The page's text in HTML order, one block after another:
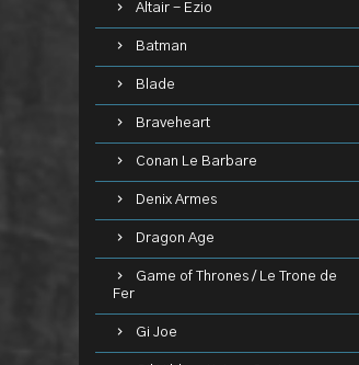
Altair - Ezio
Batman
Blade
Braveheart
Conan Le Barbare
Denix Armes
Dragon Age
Game of Thrones / Le Trone de
Fer
Gi Joe